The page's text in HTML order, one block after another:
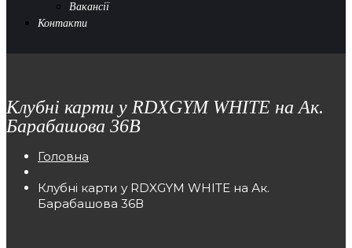
Вакансії
Контакти
Клубні карти у RDXGYM WHITE на Ак.
Барабашова 36В
Головна
Клубні карти у RDXGYM WHITE на Ак.
Барабашова 36В